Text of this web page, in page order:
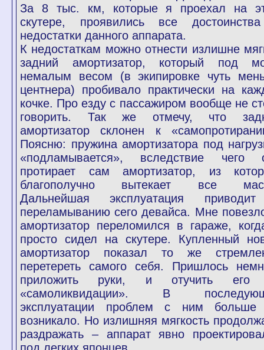
За 8 тыс. км, которые я проехал на
скутере, проявились все
недостатки данного аппарата.
К недостаткам можно отнести излишне
задний амортизатор, который под
немалым весом (в экипировке чуть
центнера) пробивало практически на
кочке. Про езду с пассажиром вообще не
говорить. Так же отмечу, что
амортизатор склонен к
Поясню: пружина амортизатора под
«подламывается», вследствие чего
протирает сам амортизатор, из
благополучно вытекает все
Дальнейшая эксплуатация
переламыванию сего девайса. Мне
амортизатор переломился в гараже,
просто сидел на скутере. Купленный
амортизатор показал то же
перетереть самого себя. Пришлось
приложить руки, и отучить его
«самоликвидации». В
эксплуатации проблем с ним
возникало. Но излишняя мягкость
раздражать – аппарат явно